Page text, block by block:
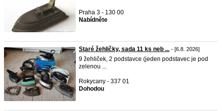
Praha 3 - 130 00
Nabídněte
Staré žehličky, sada 11 ks neb ... - [6.8. 2026]
9 žehliček, 2 podstavce (jeden podstavec je pod
zelenou ...
Rokycany - 337 01
Dohodou